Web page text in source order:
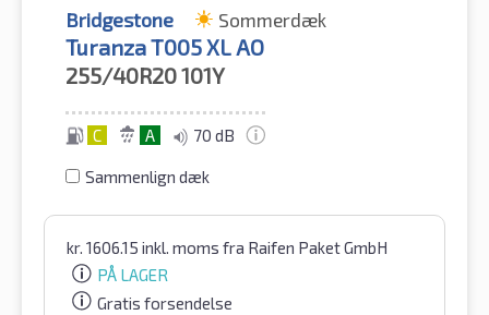
Bridgestone Sommerdæk
Turanza T005 XL AO
255/40R20101Y
C A 70 dB
Sammenlign dæk
kr. 1606.15 inkl. moms fra Raifen Paket GmbH
PÅ LAGER
Gratis forsendelse